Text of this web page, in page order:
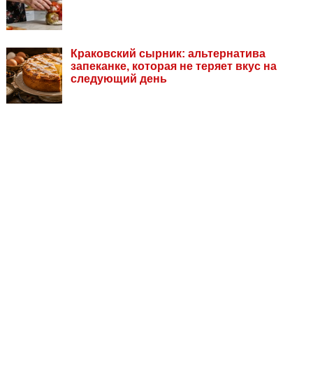
Краковский сырник: альтернатива
запеканке, которая не теряет вкус на
следующий день